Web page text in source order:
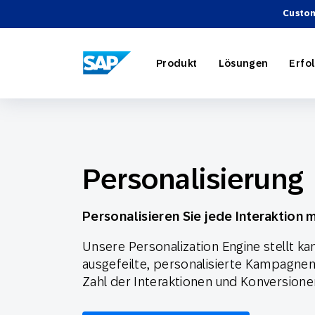
SAP ENGAGEMENT CLOUD
Produkt
AI-
Lösungen
Retail
Reise-
Über
Events
Überblick
Personalisierung
Personalisieren Sie jede Interaktion
Unsere Personalization Engine stellt
ausgefeilte, personalisierte
Zahl der Interaktionen und